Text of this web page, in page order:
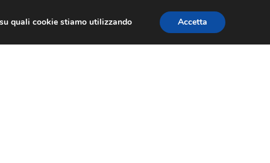
quali cookie stiamo utilizzando
Accetta